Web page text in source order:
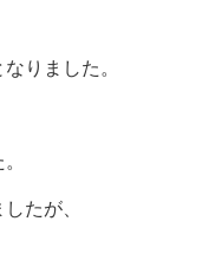
りました。
たが、